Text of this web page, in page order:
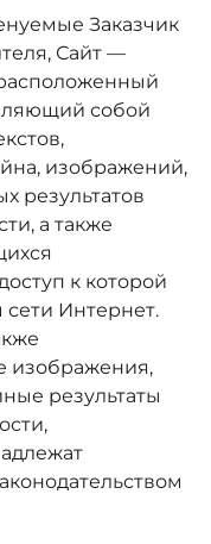
Заказчик
Сайт —
собой
изображений,
результатов
а также
к которой
сети Интернет.
изображения,
результаты